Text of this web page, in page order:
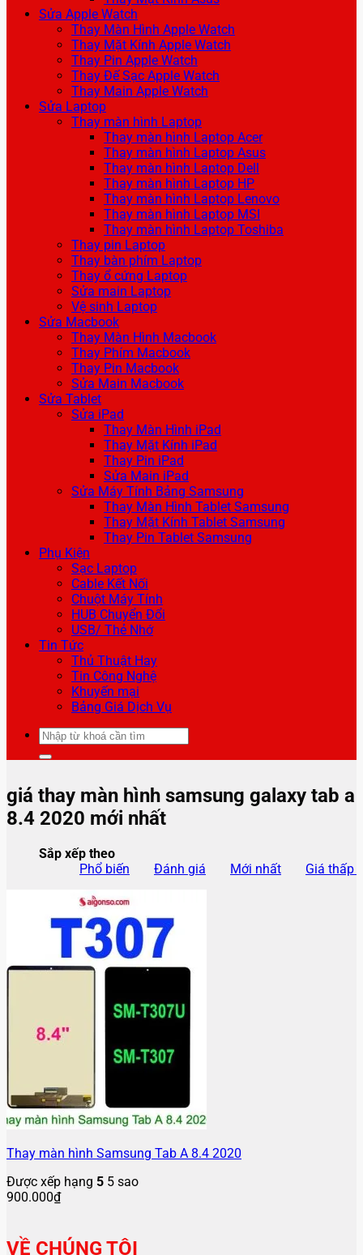
Sửa Apple Watch
Thay Màn Hình Apple Watch
Thay Mặt Kính Apple Watch
Thay Pin Apple Watch
Thay Đế Sạc Apple Watch
Thay Main Apple Watch
Sửa Laptop
Thay màn hình Laptop
Thay màn hình Laptop Acer
Thay màn hình Laptop Asus
Thay màn hình Laptop Dell
Thay màn hình Laptop HP
Thay màn hình Laptop Lenovo
Thay màn hình Laptop MSI
Thay màn hình Laptop Toshiba
Thay pin Laptop
Thay bàn phím Laptop
Thay ổ cứng Laptop
Sửa main Laptop
Vệ sinh Laptop
Sửa Macbook
Thay Màn Hình Macbook
Thay Phím Macbook
Thay Pin Macbook
Sửa Main Macbook
Sửa Tablet
Sửa iPad
Thay Màn Hình iPad
Thay Mặt Kính iPad
Thay Pin iPad
Sửa Main iPad
Sửa Máy Tính Bảng Samsung
Thay Màn Hình Tablet Samsung
Thay Mặt Kính Tablet Samsung
Thay Pin Tablet Samsung
Phụ Kiện
Sạc Laptop
Cable Kết Nối
Chuột Máy Tính
HUB Chuyển Đổi
USB/ Thẻ Nhớ
Tin Tức
Thủ Thuật Hay
Tin Công Nghệ
Khuyến mại
Bảng Giá Dịch Vụ
Tìm
kiếm:
giá thay màn hình samsung galaxy tab a
8.4 2020 mới nhất
Sắp xếp theo
Phổ biến
Đánh giá Mới nhất Giá thấp
Thay màn hình Samsung Tab A 8.4 2020
Được xếp hạng 5 5 sao
900.000₫
VỀ CHÚNG TÔI